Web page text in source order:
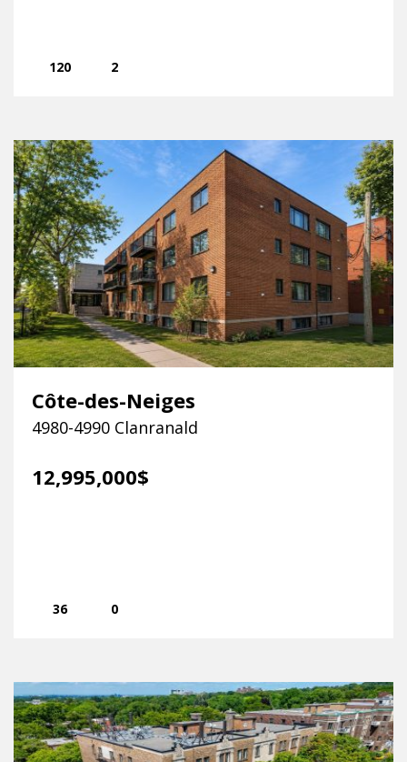
120 2
Côte-des-Neiges
4980-4990 Clanranald
12,995,000$
36 0